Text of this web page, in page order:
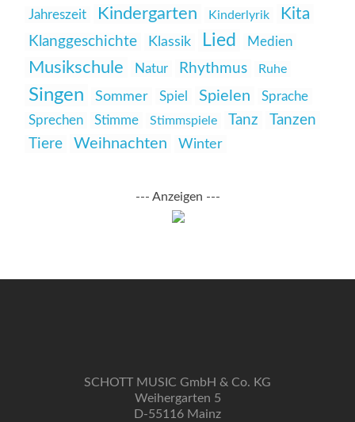
Jahreszeit
Kindergarten Kinderlyrik Kita
Klanggeschichte Klassik Lied Medien
Musikschule Natur Rhythmus Ruhe
Singen Sommer Spiel Spielen
Sprache
Sprechen
Stimme Stimmspiele Tanz
Tanzen
Tiere
Weihnachten Winter
--- Anzeigen ---
SCHOTT MUSIC GmbH & Co. KG
Weihergarten 5
D-55116 Mainz